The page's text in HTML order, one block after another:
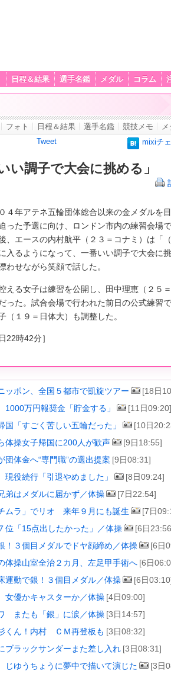
日程＆結果 選手名鑑 メダル コラム
フォト 日程＆結果 選手名鑑 競技メモ
Tweet
mixiチ
い調子で大会に挑める」
４年アテネ五輪団体総合以来の金メダルを
った予選に向け、ロンドン市内の練習会場
、エースの内村航平（２３＝コナミ）は「
入るようになって、一番いい調子で大会に
わせながら笑顔で話した。
える女子は練習を公開し、田中理恵（２５
った。試合会場で行われた前日の公式練習
（１９＝日体大）も調整した。
時42分］
ッポン、全国５都市で凱旋ツアー [18日
1000万円報奨金「貯金する」 [11日09:20]
国「すごく苦しい五輪だった」 [10日
体操女子帰国に200人が歓声 [9日18:55]
団体金へ“専門職”の選出提案 [9日08:31]
現役続行「引退やめました」 [8日09:24]
弟はメダルに届かず／体操 [7日22:54]
チムラ」でリオ 来年９月にも誕生 [7日
位「15点出したかった」／体操 [6日
！３個目メダルでドヤ顔締め／体操 [6日
体操山室全治２カ月、左足甲手術へ [6日
運動で銀！３個目メダル／体操 [6日
女優かキャスターか／体操 [4日09:00]
またも「銀」に涙／体操 [3日14:57]
くん！内村 ＣＭ再登板も [3日08:32]
ブラックサンダーまた差し入れ [3日08:31]
じゆうちょうに夢中で描いて演じた [3日